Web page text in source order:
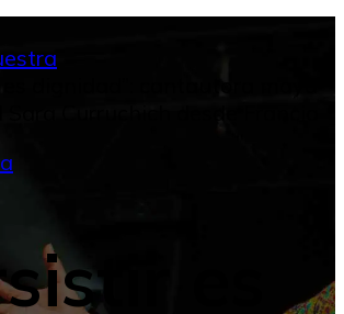
es